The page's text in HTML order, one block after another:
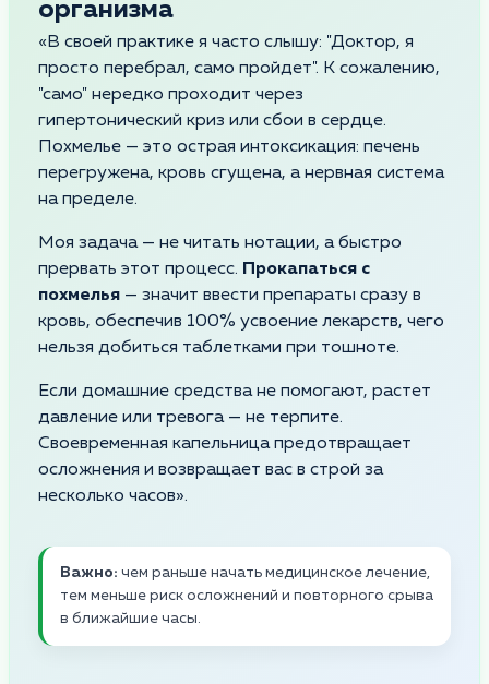
организма
«В своей практике я часто слышу: "Доктор, я
просто перебрал, само пройдет". К сожалению,
"само" нередко проходит через
гипертонический криз или сбои в сердце.
Похмелье — это острая интоксикация: печень
перегружена, кровь сгущена, а нервная система
на пределе.
Моя задача — не читать нотации, а быстро
прервать этот процесс. Прокапаться с
похмелья — значит ввести препараты сразу в
кровь, обеспечив 100% усвоение лекарств, чего
нельзя добиться таблетками при тошноте.
Если домашние средства не помогают, растет
давление или тревога — не терпите.
Своевременная капельница предотвращает
осложнения и возвращает вас в строй за
несколько часов».
Важно: чем раньше начать медицинское лечение,
тем меньше риск осложнений и повторного срыва
в ближайшие часы.